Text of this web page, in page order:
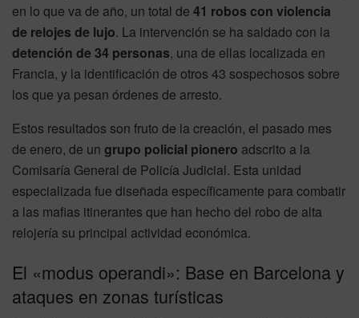
en lo que va de año, un total de 41 robos con violencia
de relojes de lujo. La intervención se ha saldado con la
detención de 34 personas, una de ellas localizada en
Francia, y la identificación de otros 43 sospechosos sobre
los que ya pesan órdenes de arresto.
Estos resultados son fruto de la creación, el pasado mes
de enero, de un grupo policial pionero adscrito a la
Comisaría General de Policía Judicial. Esta unidad
especializada fue diseñada específicamente para combatir
a las mafias itinerantes que han hecho del robo de alta
relojería su principal actividad económica.
El «modus operandi»: Base en Barcelona y
ataques en zonas turísticas